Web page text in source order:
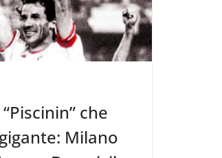
che
Milano